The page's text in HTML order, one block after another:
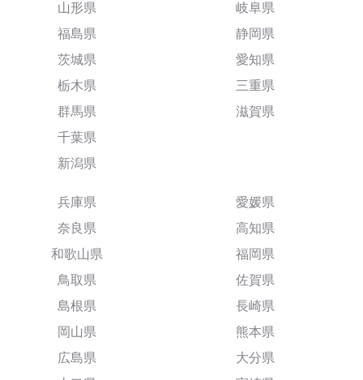
山形県
福島県
茨城県
栃木県
群馬県
千葉県
新潟県
岐阜県
静岡県
愛知県
三重県
滋賀県
兵庫県
奈良県
和歌山県
鳥取県
島根県
岡山県
広島県
愛媛県
高知県
福岡県
佐賀県
長崎県
熊本県
大分県